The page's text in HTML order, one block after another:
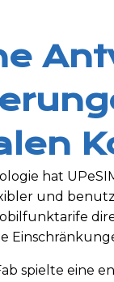
hat
und
spielte eine